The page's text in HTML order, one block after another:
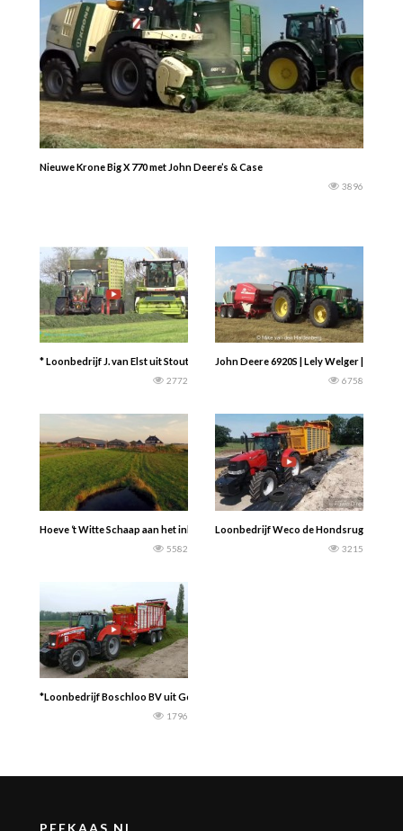
Nieuwe Krone Big X 770 met John Deere’s & Case
3896
* Loonbedrijf J. van Elst uit Stoutenburg 2019 | Gras hakselen | ‘Red Nose’
2772
John Deere 6920S | Lely Welger |
6758
Hoeve ‘t Witte Schaap aan het inkuilen.
5582
Loonbedrijf Weco de Hondsrug aan het
3215
*Loonbedrijf Boschloo BV uit Gorssel – Gras hakselen 2021 : Claas Jaguar
1796